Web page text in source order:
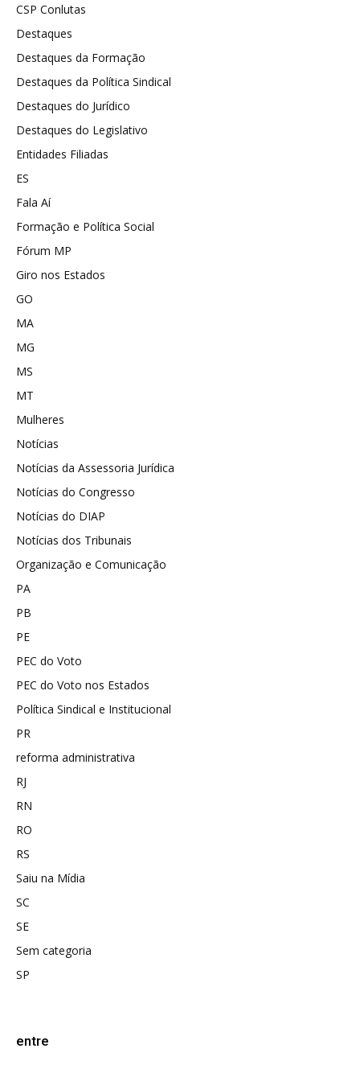
CSP Conlutas
Destaques
Destaques da Formação
Destaques da Política Sindical
Destaques do Jurídico
Destaques do Legislativo
Entidades Filiadas
ES
Fala Aí
Formação e Política Social
Fórum MP
Giro nos Estados
GO
MA
MG
MS
MT
Mulheres
Notícias
Notícias da Assessoria Jurídica
Notícias do Congresso
Notícias do DIAP
Notícias dos Tribunais
Organização e Comunicação
PA
PB
PE
PEC do Voto
PEC do Voto nos Estados
Política Sindical e Institucional
PR
reforma administrativa
RJ
RN
RO
RS
Saiu na Mídia
SC
SE
Sem categoria
SP
entre